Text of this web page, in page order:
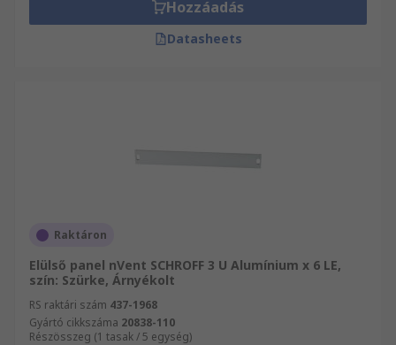
Hozzáadás
Datasheets
Raktáron
Elülső panel nVent SCHROFF 3 U Alumínium x 6 LE,
szín: Szürke, Árnyékolt
RS raktári szám 437-1968
Gyártó cikkszáma 20838-110
Részösszeg (1 tasak / 5 egység)